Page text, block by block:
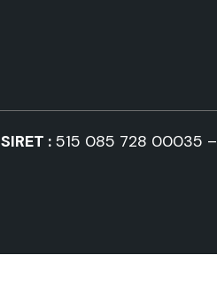
SIRET : 515 085 728 00035 –